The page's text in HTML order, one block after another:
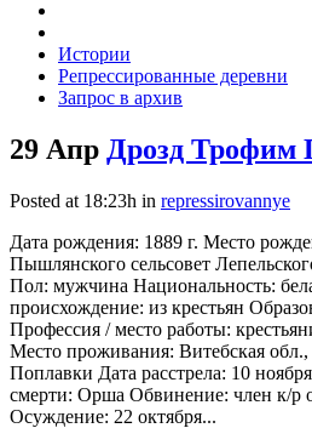
Истории
Репрессированные деревни
Запрос в архив
29 Апр Дрозд Трофим
Posted at 18:23h in repressirovannye
Дата рождения: 1889 г. Место
Пышлянского сельсовет
Пол: мужчина Национальность:
происхождение: из крестьян
Профессия / место работы:
Место проживания: Витебская
Поплавки Дата расстрела: 10
смерти: Орша Обвинение: член к/
Осуждение: 22 октября...